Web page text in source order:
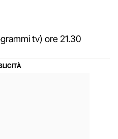
tv) ore 21.30